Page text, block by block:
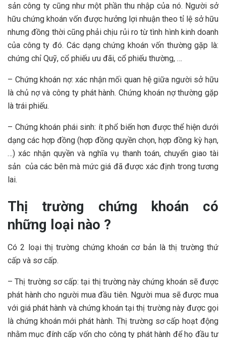
sản công ty cũng như một phần thu nhập của nó. Người sở
hữu chứng khoán vốn được hưởng lợi nhuận theo tỉ lệ sở hữu
nhưng đồng thời cũng phải chịu rủi ro từ tình hình kinh doanh
của công ty đó. Các dạng chứng khoán vốn thường gặp là:
chứng chỉ Quỹ, cổ phiếu ưu đãi, cổ phiếu thường, …
– Chứng khoán nợ: xác nhận mối quan hệ giữa người sở hữu
là chủ nợ và công ty phát hành. Chứng khoán nợ thường gặp
là trái phiếu.
– Chứng khoán phái sinh: ít phổ biến hơn được thể hiện dưới
dạng các hợp đồng (hợp đồng quyền chọn, hợp đồng kỳ hạn,
…) xác nhận quyền và nghĩa vụ thanh toán, chuyển giao tài
sản của các bên mà mức giá đã được xác định trong tương
lai.
Thị trường chứng khoán có
những loại nào ?
Có 2 loại thị trường chứng khoán cơ bản là thị trường thứ
cấp và sơ cấp.
– Thị trường sơ cấp: tại thị trường này chứng khoán sẽ được
phát hành cho người mua đầu tiên. Người mua sẽ được mua
với giá phát hành và chứng khoán tại thị trường này được gọi
là chứng khoán mới phát hành. Thị trường sơ cấp hoạt động
nhằm mục đính cấp vốn cho công ty phát hành để họ đầu tư